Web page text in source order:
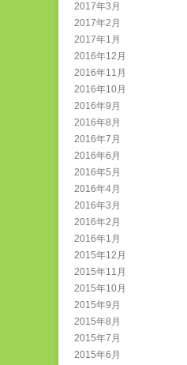
2017年3月
2017年2月
2017年1月
2016年12月
2016年11月
2016年10月
2016年9月
2016年8月
2016年7月
2016年6月
2016年5月
2016年4月
2016年3月
2016年2月
2016年1月
2015年12月
2015年11月
2015年10月
2015年9月
2015年8月
2015年7月
2015年6月